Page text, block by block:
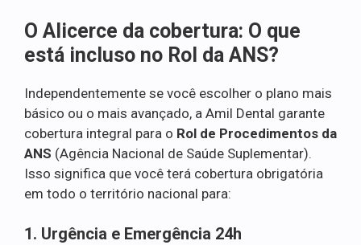
O Alicerce da cobertura: O que
está incluso no Rol da ANS?
Independentemente se você escolher o plano mais
básico ou o mais avançado, a Amil Dental garante
cobertura integral para o Rol de Procedimentos da
ANS (Agência Nacional de Saúde Suplementar).
Isso significa que você terá cobertura obrigatória
em todo o território nacional para:
1. Urgência e Emergência 24h